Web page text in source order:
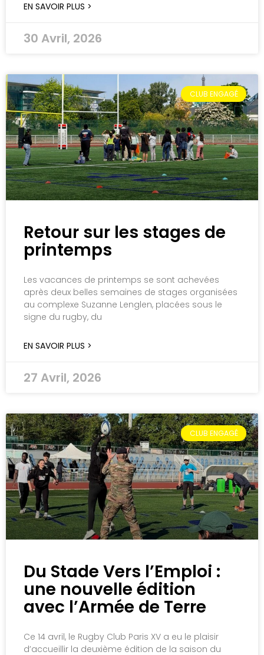
EN SAVOIR PLUS >
30 Avril, 2026
CLUB ENGAGÉ
Retour sur les stages de
printemps
Les vacances de printemps se sont achevées
après deux belles semaines de stages organisées
au complexe Suzanne Lenglen, placées sous le
signe du rugby, du
EN SAVOIR PLUS >
27 Avril, 2026
CLUB ENGAGÉ
Du Stade Vers l’Emploi :
une nouvelle édition
avec l’Armée de Terre
Ce 14 avril, le Rugby Club Paris XV a eu le plaisir
d’accueillir la deuxième édition de la saison du